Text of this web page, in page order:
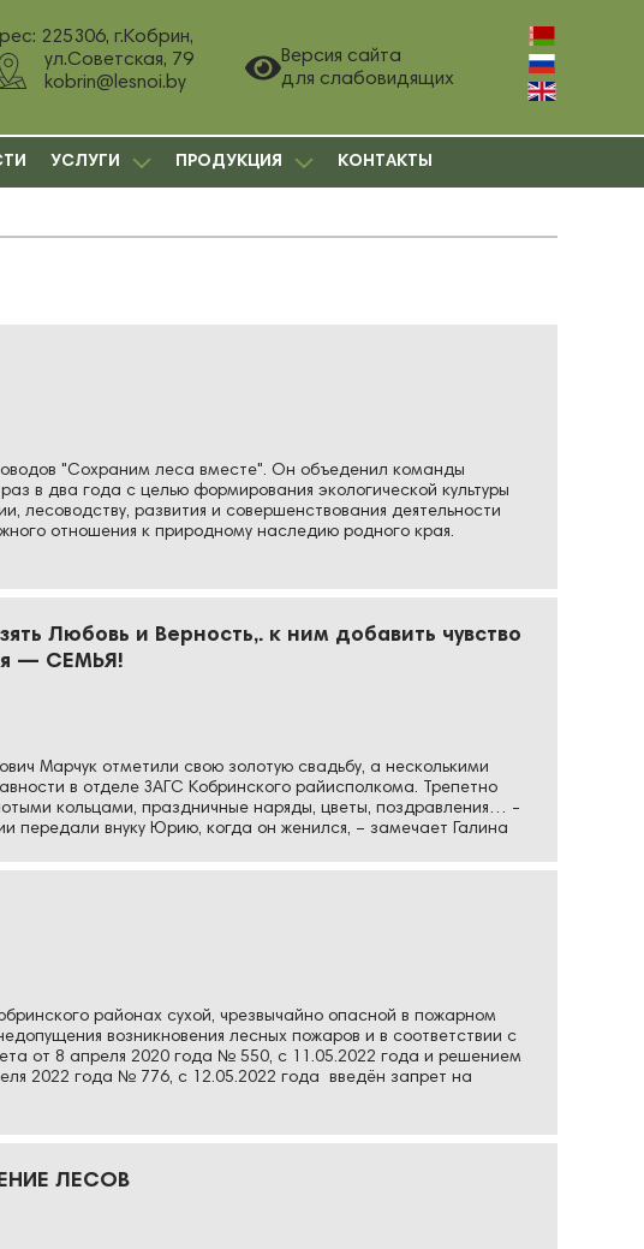
225306, г.Кобрин,
ул.Советская, 79
kobrin@lesnoi.by
Версия сайта
для слабовидящих
УСЛУГИ ПРОДУКЦИЯ КОНТАКТЫ
"Сохраним леса вместе". Он объеденил команды
в два года с целью формирования экологической культуры
лесоводству, развития и совершенствования деятельности
отношения к природному наследию родного края.
Любовь и Верность,. к ним добавить чувство
— СЕМЬЯ!
Марчук отметили свою золотую свадьбу, а несколькими
в отделе ЗАГС Кобринского райисполкома. Трепетно
кольцами, праздничные наряды, цветы, поздравления… -
внуку Юрию, когда он женился, – замечает Галина
районах сухой, чрезвычайно опасной в пожарном
возникновения лесных пожаров и в соответствии с
от 8 апреля 2020 года № 550, с 11.05.2022 года и решением
2022 года № 776, с 12.05.2022 года введён запрет на
ЛЕСОВ